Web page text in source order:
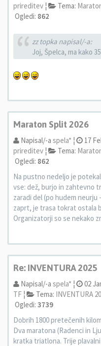
prireditev ¦ Tema:
Ogledi: 862
zz topka napisal/-a:
Joj, Špelca, ma kako
Maraton Split 2026
Napisal/-a spela* ¦ 17
prireditev ¦ Tema:
Ogledi: 862
Na pustno nedeljo je
vse: dež, burjo in zahtevno
zaradi del (po hudem
zaprt, je trasa tokrat ostala
Organizatorji so se nekako
Re: INVENTURA 2025
Napisal/-a spela* ¦ 02
TF ¦ Tema: INVENTURA
Ogledi: 3739
Dobrih 1800 pretečenih
Dva maratona (Radenci in
kratka triatlona. Trije